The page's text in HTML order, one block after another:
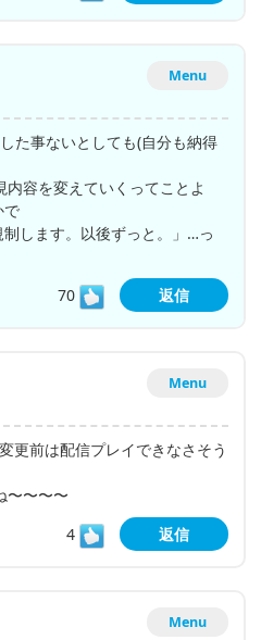
Menu
た事ないとしても(自分も納得
容を変えていくってことよ
で
制します。以後ずっと。」…っ
70
返信
Menu
更前は配信プレイできなさそう
〜〜〜〜
4
返信
Menu